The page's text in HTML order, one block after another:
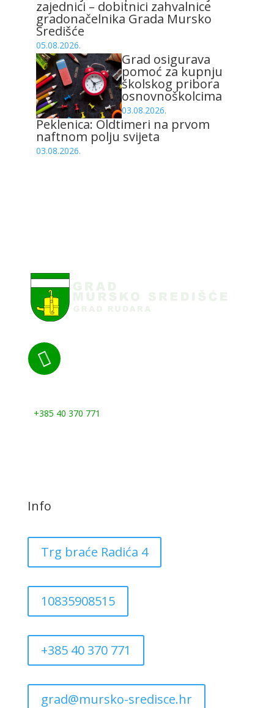
zajednici – dobitnici zahvalnice
gradonačelnika Grada Mursko
Središće
05.08.2026.
Grad osigurava
pomoć za kupnju
školskog pribora
osnovnoškolcima
03.08.2026.
Peklenica: Oldtimeri na prvom
naftnom polju svijeta
03.08.2026.

+385 40 370 771
Info
Trg braće Radića 4
10835908515
+385 40 370 771
grad@mursko-sredisce.hr